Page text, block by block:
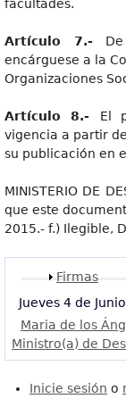
facultades.
Artícul o 7.-
encárguese a la
Organizaciones
Artícul o 8.- El
vigencia a partir
su publicación en
MINISTERIO DE
que este
2015.- f.) Ilegible,
Mostrar
Firmas
Jueves 4 de
Maria de los
Ministro(a) de
Inicie sesión o